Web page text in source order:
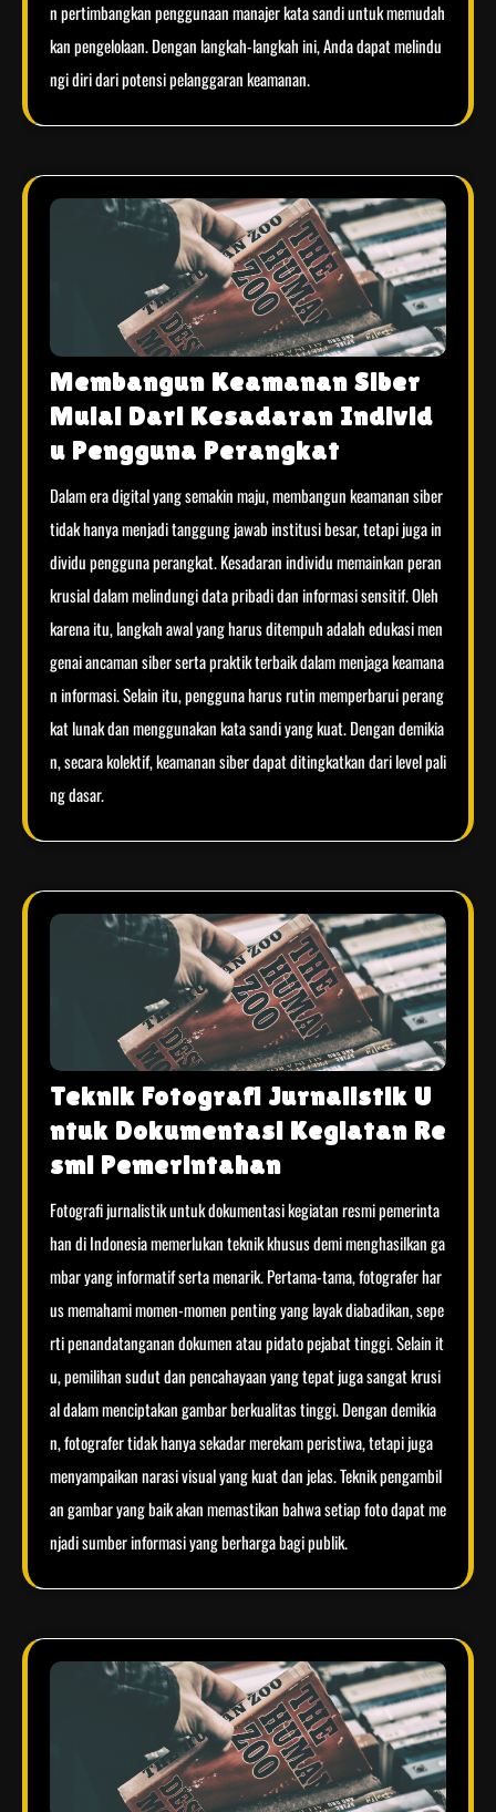
n pertimbangkan penggunaan manajer kata sandi untuk memudah
kan pengelolaan. Dengan langkah-langkah ini, Anda dapat melindu
ngi diri dari potensi pelanggaran keamanan.
Membangun Keamanan Siber
Mulai Dari Kesadaran Individ
u Pengguna Perangkat
Dalam era digital yang semakin maju, membangun keamanan siber
tidak hanya menjadi tanggung jawab institusi besar, tetapi juga in
dividu pengguna perangkat. Kesadaran individu memainkan peran
krusial dalam melindungi data pribadi dan informasi sensitif. Oleh
karena itu, langkah awal yang harus ditempuh adalah edukasi men
genai ancaman siber serta praktik terbaik dalam menjaga keamana
n informasi. Selain itu, pengguna harus rutin memperbarui perang
kat lunak dan menggunakan kata sandi yang kuat. Dengan demikia
n, secara kolektif, keamanan siber dapat ditingkatkan dari level pali
ng dasar.
Teknik Fotografi Jurnalistik U
ntuk Dokumentasi Kegiatan Re
smi Pemerintahan
Fotografi jurnalistik untuk dokumentasi kegiatan resmi pemerinta
han di Indonesia memerlukan teknik khusus demi menghasilkan ga
mbar yang informatif serta menarik. Pertama-tama, fotografer har
us memahami momen-momen penting yang layak diabadikan, sepe
rti penandatanganan dokumen atau pidato pejabat tinggi. Selain it
u, pemilihan sudut dan pencahayaan yang tepat juga sangat krusi
al dalam menciptakan gambar berkualitas tinggi. Dengan demikia
n, fotografer tidak hanya sekadar merekam peristiwa, tetapi juga
menyampaikan narasi visual yang kuat dan jelas. Teknik pengambil
an gambar yang baik akan memastikan bahwa setiap foto dapat me
njadi sumber informasi yang berharga bagi publik.